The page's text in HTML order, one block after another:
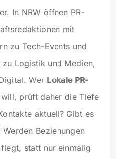
In NRW öffnen PR-
mit
zu Tech-Events und
Logistik und Medien,
Wer Lokale PR-
will, prüft daher die Tiefe
aktuell? Gibt es
Beziehungen
statt nur einmalig